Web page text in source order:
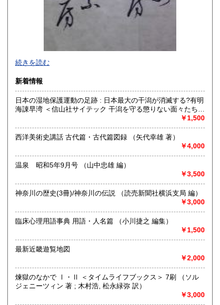
明治・大正・昭和初期の書籍、資料を多く扱っております。
その当時の蔵書を処分されるときは、是非ご連絡ください。
沿線名：多摩川線、池上線
最寄駅：矢口渡、蓮沼
営業時間：AM9:30-PM7:00 ただ、留守にすることが多々あ
ります。
書籍の買取について
古書買取いたします。近代文献、文学、思想、歴史、法律、
戦前の資料等、当店取扱い分野についてはできる限り高く買
取らせていただきます。また、大量の蔵書処分も承ります。
是非ご連絡ください。
歴史、社会科学、国語国文、外国文学、近代文献
続きを読む
新着情報
日本の湿地保護運動の足跡 : 日本最大の干潟が消滅する?有明
海諌早湾 ＜信山社サイテック 干潟を守る懲りない面々たち 1
￥1,500
西洋美術史講話 古代篇・古代篇図録 （矢代幸雄 著）
￥4,000
温泉 昭和5年9月号 （山中忠雄 編）
￥3,500
神奈川の歴史(3冊)/神奈川の伝説 （読売新聞社横浜支局 編）
￥3,000
臨床心理用語事典 用語・人名篇 （小川捷之 編集）
￥1,500
最新近畿遊覧地図
￥2,000
煉獄のなかで Ⅰ・Ⅱ ＜タイムライフブックス＞ 7刷 （ソル
ジェニーツィン 著 ; 木村浩, 松永緑弥 訳）
￥3,000